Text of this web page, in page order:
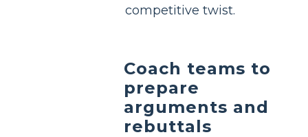
competitive twist.
Coach teams to
prepare
arguments and
rebuttals